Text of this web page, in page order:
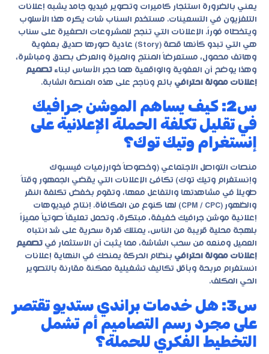
يعني بالضرورة استئجار كاميرات وتصوير فيديو جامد يشبه إعلانات
التلفزيون في التسعينات. مستخدم السناب شات يكره هذا الأسلوب
ويتخطاه فوراً. الإعلانات التي تنجح للمشروعات الصغيرة على سناب
هي التي تبدو كأنها قصة (Story) عادية صورها صديق بعفوية
وهاتف محمول، مستعرضاً المنتج والميزة والعرض بصدق ومباشرة،
وهذا يوضح أن العفوية والواقعية هما حجر الأساس لبناء تصميم
إعلانات ممولة احترافي بائع وناجح على هذه المنصة الشابة.
س2: كيف يساهم الموشن جرافيك
في تقليل تكلفة الحملة الإعلانية على
إنستغرام وتيك توك؟
منصات التواصل الاجتماعي (وخصوصاً خوارزميات فيسبوك
وإنستغرام وتيك توك) تكافئ الإعلانات التي يقضي الجمهور وقتاً
طويلاً في مشاهدتها والتفاعل معها، وتقوم بخفض تكلفة النقر
والظهور (CPM / CPC) لها كنوع من المكافأة. إنتاج فيديوهات
إعلانية موشن جرافيك خفيفة، مبتكرة، وتحمل تعليقاً صوتياً مميزاً
بلهجة محلية قريبة من الناس، يمتلك قدرة سحرية على شد انتباه
العميل ومنعه من سحب الشاشة، مما يثبت أن الاستثمار في تصميم
إعلانات ممولة احترافي بنظام الحركة يمنحكِ في النهاية إعلانات
انستغرام مربحة وبأقل تكاليف تشغيلية ممكنة مقارنة بالتصوير
الحي المكلف.
س3: هل خدمات براندي ستديو تقتصر
على مجرد رسم التصاميم أم تشمل
التخطيط الفكري للحملة؟